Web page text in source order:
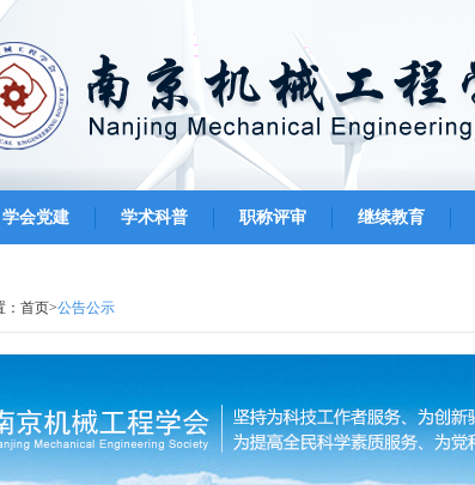
学会党建 学术科普 职称评审 继续教育
首页>公告公示